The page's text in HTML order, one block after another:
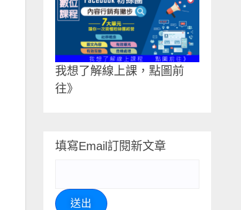
我想了解線上課，點圖前
往》
填寫Email訂閱新文章
送出